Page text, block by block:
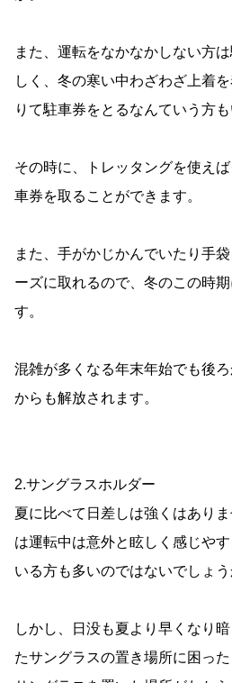
また、運転をなかなかしない方
しく、冬の寒い中わざわざ上着
りて駐車券をとるなんていう方も
その時に、トレッタングを使え
車券を取ることができます。
また、手がかじかんでいたり手
ーズに取れるので、冬のこの時
す。
混雑が多くなる年末年始でも後
からも解放されます。
2.サングラスホルダー
夏に比べて日差しは強くはあり
は運転中は意外と眩しく感じや
いる方も多いのではないでしょう
しかし、日没も夏より早くなり
たサングラスの置き場所に困っ